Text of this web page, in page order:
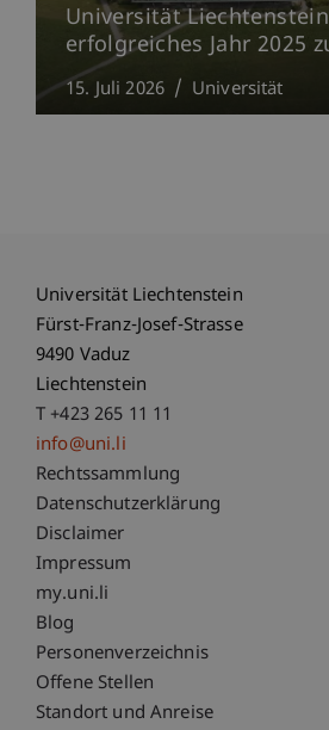
Universität
erfolgreiches Jahr 2025
15. Juli 2026 Universität
Universität Liechtenstein
Fürst-Franz-Josef-Strasse
9490 Vaduz
Liechtenstein
T +423 265 11 11
info@uni.li
Fußzeile Rechtliche
Rechtssammlung
Datenschutzerklärung
Disclaimer
Impressum
Fußzeile Subdomain-
my.uni.li
Blog
Personenverzeichnis
Offene Stellen
Standort und Anreise